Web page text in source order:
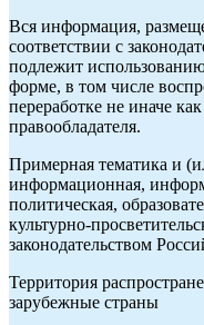
Вся информация,
соответствии с
подлежит
форме, в том числе
переработке не иначе
правообладателя.
Примерная тематика и
информационная,
политическая,
культурно-
законодательством
Территория
зарубежные страны